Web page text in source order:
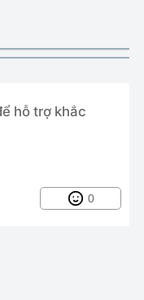
hỗ trợ khắc
0